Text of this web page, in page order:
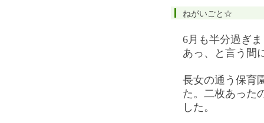
ねがいごと☆
6月も半分過ぎ
あっ、と言う間
長女の通う保育
た。二枚あった
した。